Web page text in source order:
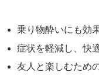
乗り物酔いにも効
症状を軽減し、快
友人と楽しむため